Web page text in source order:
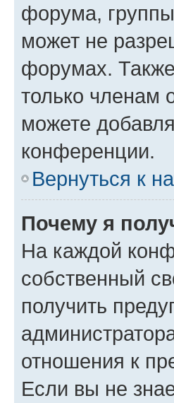
форума,
может не
форумах.
только членам
можете
конференции.
Вернуться к
Почему я
На каждой
собственный
получить
отношения к
Если вы не